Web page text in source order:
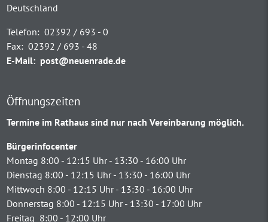
Deutschland
Telefon: 02392 / 693 - 0
Fax: 02392 / 693 - 48
E-Mail: post@neuenrade.de
Öffnungszeiten
Termine im Rathaus sind nur nach Vereinbarung möglich.
Bürgerinfocenter
Montag 8:00 - 12:15 Uhr - 13:30 - 16:00 Uhr
Dienstag 8:00 - 12:15 Uhr - 13:30 - 16:00 Uhr
Mittwoch 8:00 - 12:15 Uhr - 13:30 - 16:00 Uhr
Donnerstag 8:00 - 12:15 Uhr - 13:30 - 17:00 Uhr
Freitag 8:00 - 12:00 Uhr